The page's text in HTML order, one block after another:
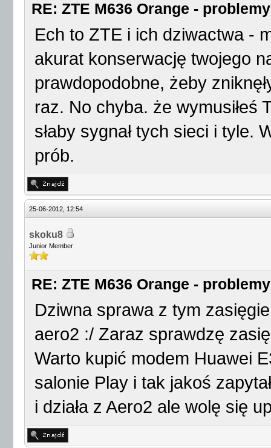
RE: ZTE M636 Orange -
Ech to ZTE i ich dziwactwa -
akurat konserwację twojego
prawdopodobne, żeby
raz. No chyba. że wymusiłeś
słaby sygnał tych sieci i tyle.
prób.
25-06-2012, 12:54
skoku8
Junior Member
RE: ZTE M636 Orange -
Dziwna sprawa z tym
aero2 :/ Zaraz sprawdzę
Warto kupić modem Huawei
salonie Play i tak jakoś
i działa z Aero2 ale wolę się